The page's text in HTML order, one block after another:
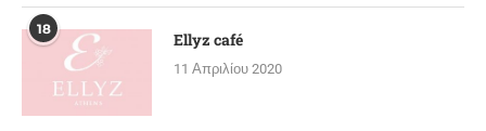
18 Ellyz café
11 Απριλίου 2020